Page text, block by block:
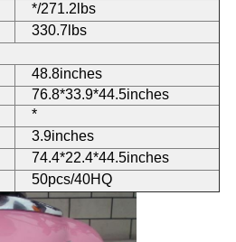
*/271.2lbs
330.7lbs
48.8inches
76.8*33.9*44.5inches
*
3.9inches
74.4*22.4*44.5inches
50pcs/40HQ